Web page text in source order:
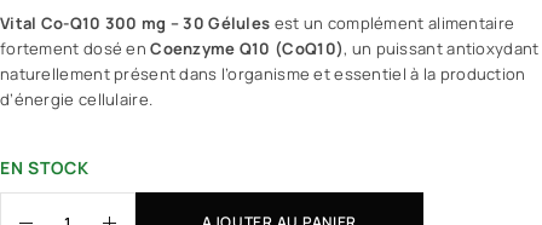
Vital Co-Q10 300 mg – 30 Gélules est un complément alimentaire
fortement dosé enCoenzyme Q10 (CoQ10), un puissant antioxydant
naturellement présent dans l’organisme et essentiel à la production
d’énergie cellulaire.
EN STOCK